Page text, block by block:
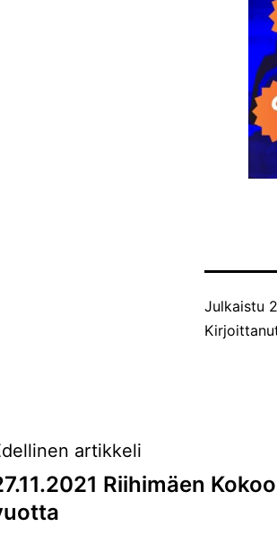
Julkaistu
artikkeli
Riihimäen